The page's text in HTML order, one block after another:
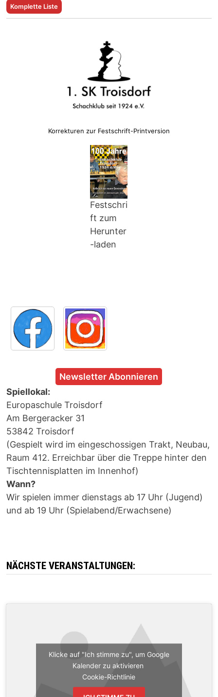
Komplette Liste
Korrekturen zur Festschrift-Printversion
Festschri
ft zum
Herunter
-laden
Newsletter Abonnieren
Spiellokal:
Europaschule Troisdorf
Am Bergeracker 31
53842 Troisdorf
(Gespielt wird im eingeschossigen Trakt, Neubau,
Raum 412. Erreichbar über die Treppe hinter den
Tischtennisplatten im Innenhof)
Wann?
Wir spielen immer dienstags ab 17 Uhr (Jugend)
und ab 19 Uhr (Spielabend/Erwachsene)
NÄCHSTE VERANSTALTUNGEN:
Klicke auf "Ich stimme zu", um Google
Kalender zu aktivieren
Cookie-Richtlinie